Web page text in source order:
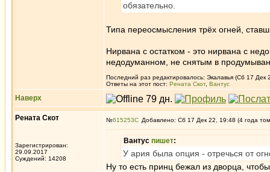
обязательно.
Типа переосмысления трёх огней,
Нирвана с остатком - это нирвана с
недодуманном, не снятым в
Последний раз редактировалось: Экалавья (Сб 17 Дек
Ответы на этот пост: Рената Скот, Вантус
Наверх
Рената Скот
Зарегистрирован:
29.09.2017
Суждений: 14208
№615253 Добавлено: Сб 17 Дек 22, 19:48 (4 года
Вантус пишет:
У ария была опция - отречься от
Ну то есть принц бежал из дворца,